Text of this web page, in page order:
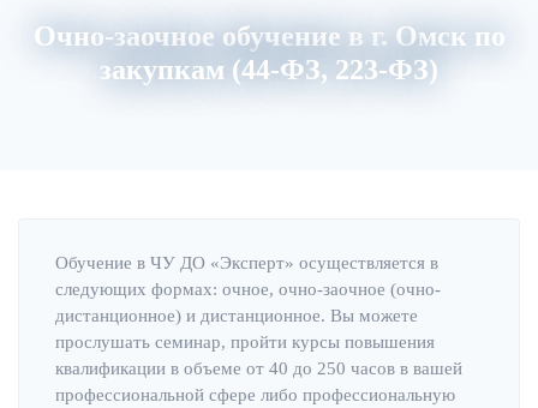
Очно-заочное обучение в г. Омск по
закупкам (44-ФЗ, 223-ФЗ)
Обучение в ЧУ ДО «Эксперт» осуществляется в
следующих формах: очное, очно-заочное (очно-
дистанционное) и дистанционное. Вы можете
прослушать семинар, пройти курсы повышения
квалификации в объеме от 40 до 250 часов в вашей
профессиональной сфере либо профессиональную